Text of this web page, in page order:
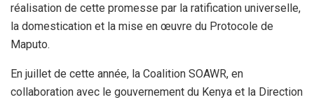
réalisation de cette promesse par la ratification universelle,
la domestication et la mise en œuvre du Protocole de
Maputo.
En juillet de cette année, la Coalition SOAWR, en
collaboration avec le gouvernement du Kenya et la Direction